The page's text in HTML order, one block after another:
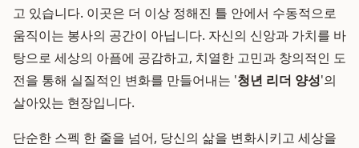
고 있습니다. 이곳은 더 이상 정해진 틀 안에서 수동적으로
움직이는 봉사의 공간이 아닙니다. 자신의 신앙과 가치를 바
탕으로 세상의 아픔에 공감하고, 치열한 고민과 창의적인 도
전을 통해 실질적인 변화를 만들어내는 '청년 리더 양성'의
살아있는 현장입니다.
단순한 스펙 한 줄을 넘어, 당신의 삶을 변화시키고 세상을